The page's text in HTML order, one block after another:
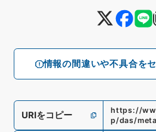
情報の間違いや不具合を
URIをコピー
https://
p/das/